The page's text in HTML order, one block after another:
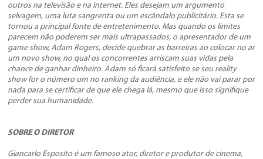
outros na televisão e na internet. Eles desejam um argumento
selvagem, uma luta sangrenta ou um escândalo publicitário. Esta se
tornou a principal fonte de entretenimento. Mas quando os limites
parecem não poderem ser mais ultrapassados, o apresentador de um
game show, Adam Rogers, decide quebrar as barreiras ao colocar no ar
um novo show, no qual os concorrentes arriscam suas vidas pela
chance de ganhar dinheiro. Adam só ficará satisfeito se seu reality
show for o número um no ranking da audiência, e ele não vai parar por
nada para se certificar de que ele chega lá, mesmo que isso signifique
perder sua humanidade.
SOBRE O DIRETOR
Giancarlo Esposito é um famoso ator, diretor e produtor de cinema,